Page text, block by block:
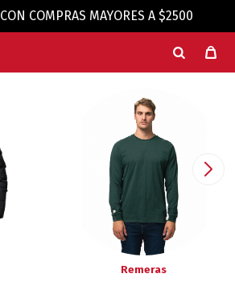
CON COMPRAS MAYORES A $2500
Remeras